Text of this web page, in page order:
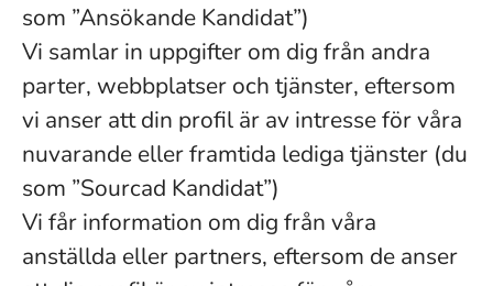
som ”Ansökande Kandidat”)
Vi samlar in uppgifter om dig från andra
parter, webbplatser och tjänster, eftersom
vi anser att din profil är av intresse för våra
nuvarande eller framtida lediga tjänster (du
som ”Sourcad Kandidat”)
Vi får information om dig från våra
anställda eller partners, eftersom de anser